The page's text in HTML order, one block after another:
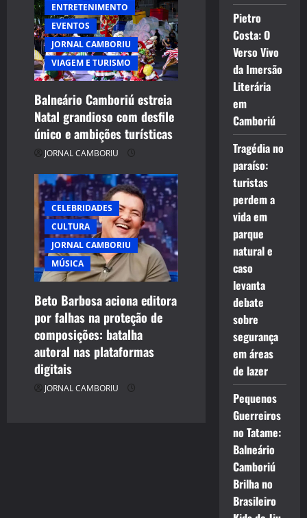
ENTRETENIMENTO
EVENTOS
JORNAL CAMBORIU
VIAGEM E TURISMO
Balneário Camboriú estreia
Natal grandioso com desfile
único e ambições turísticas
JORNAL CAMBORIU
CELEBRIDADES
CULTURA
JORNAL CAMBORIU
MÚSICA
Beto Barbosa aciona editora
por falhas na proteção de
composições: batalha
autoral nas plataformas
digitais
JORNAL CAMBORIU
Pietro
Costa: O
Verso Vivo
da Imersão
Literária
em
Camboriú
Tragédia no
paraíso:
turistas
perdem a
vida em
parque
natural e
caso
levanta
debate
sobre
segurança
em áreas
de lazer
Pequenos
Guerreiros
no Tatame:
Balneário
Camboriú
Brilha no
Brasileiro